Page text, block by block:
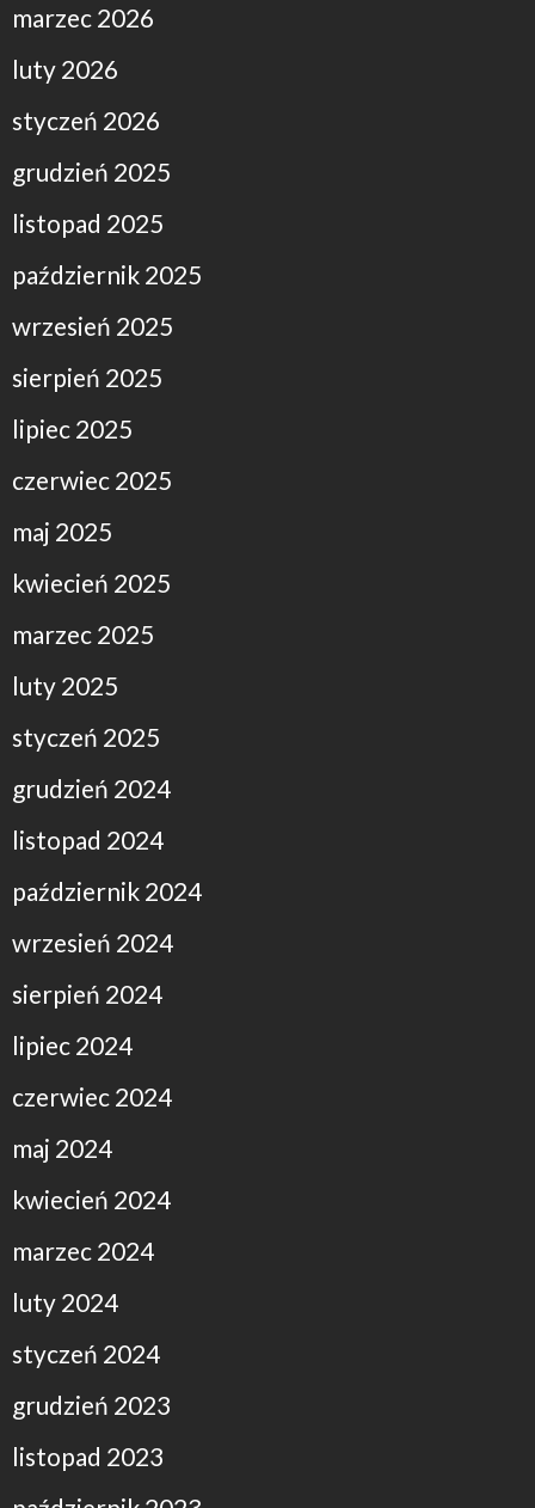
marzec 2026
luty 2026
styczeń 2026
grudzień 2025
listopad 2025
październik 2025
wrzesień 2025
sierpień 2025
lipiec 2025
czerwiec 2025
maj 2025
kwiecień 2025
marzec 2025
luty 2025
styczeń 2025
grudzień 2024
listopad 2024
październik 2024
wrzesień 2024
sierpień 2024
lipiec 2024
czerwiec 2024
maj 2024
kwiecień 2024
marzec 2024
luty 2024
styczeń 2024
grudzień 2023
listopad 2023